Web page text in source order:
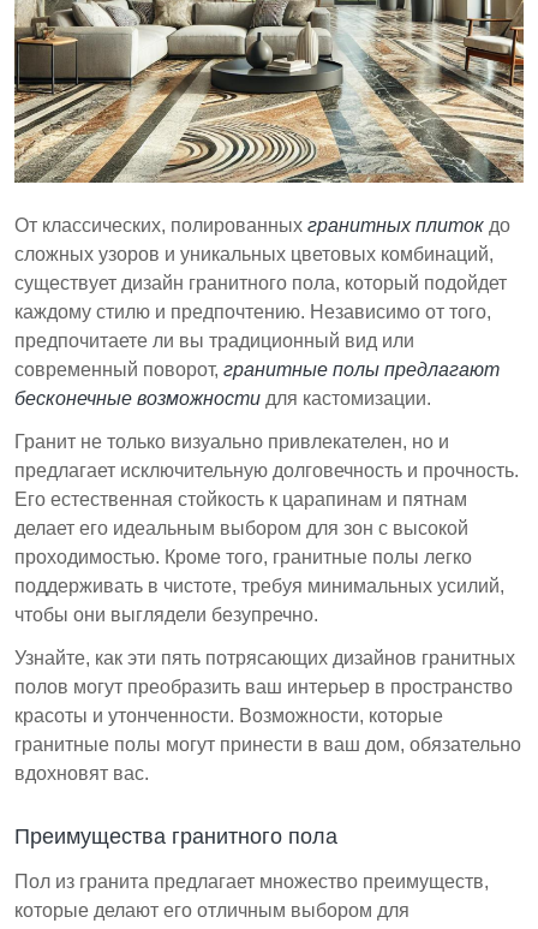
Правильное обслуживание обеспечивает
долговечность, с простыми рекомендациями
по очистке и герметизации.
Гранитный пол сочетает эстетическую
привлекательность с практичностью, что делает
пространств.
От классических, полированных гранитных плиток до
сложных узоров и уникальных цветовых комбинаций,
существует дизайн гранитного пола, который подойдет
каждому стилю и предпочтению. Независимо от того,
предпочитаете ли вы традиционный вид или
современный поворот, гранитные полы предлагают
бесконечные возможности для кастомизации.
Гранит не только визуально привлекателен, но и
предлагает исключительную долговечность и прочность.
Его естественная стойкость к царапинам и пятнам
делает его идеальным выбором для зон с высокой
проходимостью. Кроме того, гранитные полы легко
поддерживать в чистоте, требуя минимальных усилий,
чтобы они выглядели безупречно.
Узнайте, как эти пять потрясающих дизайнов гранитных
полов могут преобразить ваш интерьер в пространство
красоты и утонченности. Возможности, которые
гранитные полы могут принести в ваш дом, обязательно
вдохновят вас.
Преимущества гранитного пола
Пол из гранита предлагает множество преимуществ,
которые делают его отличным выбором для